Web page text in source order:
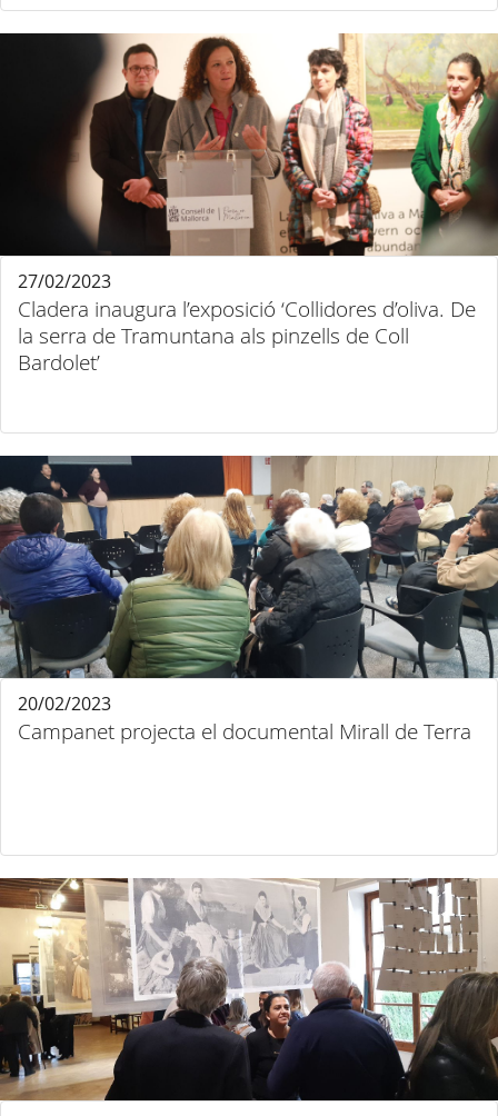
Cladera inaugura l’exposició ‘Collidores d’oliva. De
la serra de Tramuntana als pinzells de Coll
Bardolet’
27/02/2023
Campanet projecta el documental Mirall de Terra
20/02/2023